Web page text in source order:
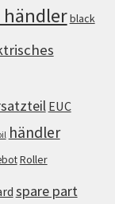
black
EUC
händler
Roller
spare part